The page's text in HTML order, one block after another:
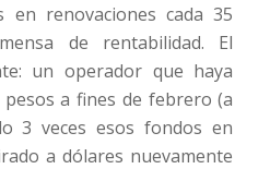
en renovaciones cada 35
de rentabilidad. El
un operador que haya
a fines de febrero (a
3 veces esos fondos en
a dólares nuevamente